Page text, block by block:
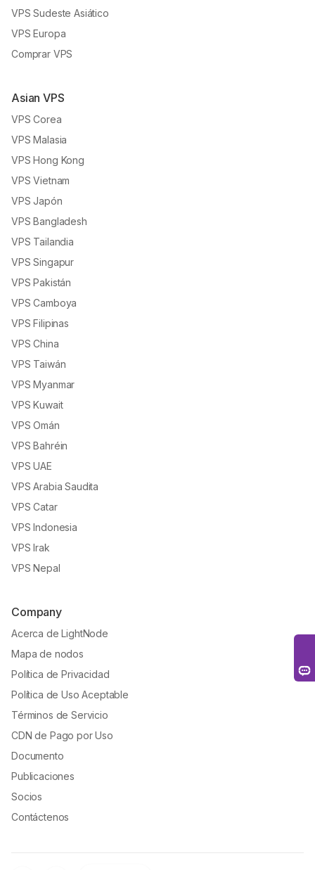
VPS Sudeste Asiático
VPS Europa
Comprar VPS
Asian VPS
VPS Corea
VPS Malasia
VPS Hong Kong
VPS Vietnam
VPS Japón
VPS Bangladesh
VPS Tailandia
VPS Singapur
VPS Pakistán
VPS Camboya
VPS Filipinas
VPS China
VPS Taiwán
VPS Myanmar
VPS Kuwait
VPS Omán
VPS Bahréin
VPS UAE
VPS Arabia Saudita
VPS Catar
VPS Indonesia
VPS Irak
VPS Nepal
Company
Acerca de LightNode
Mapa de nodos
Política de Privacidad
Política de Uso Aceptable
Términos de Servicio
CDN de Pago por Uso
Documento
Publicaciones
Socios
Contáctenos